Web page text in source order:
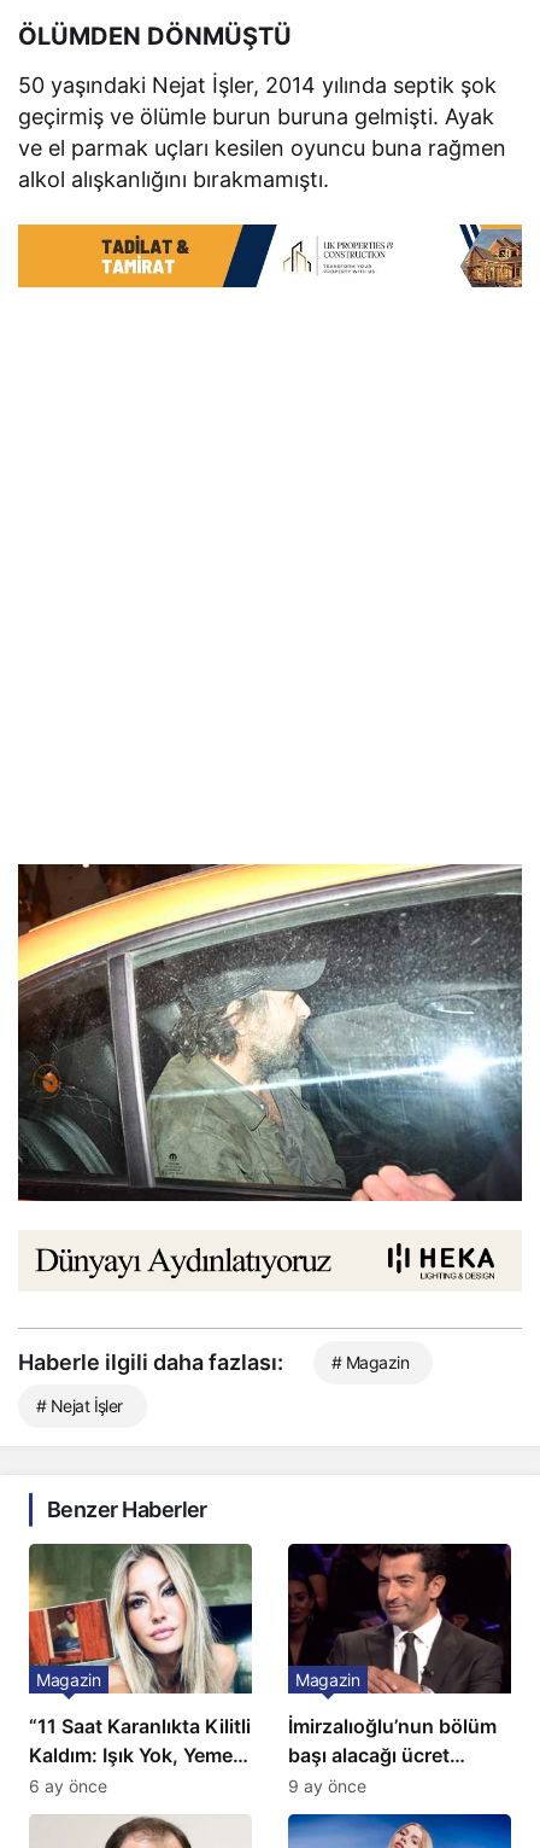
ÖLÜMDEN DÖNMÜŞTÜ
50 yaşındaki Nejat İşler, 2014 yılında septik şok
geçirmiş ve ölümle burun buruna gelmişti. Ayak
ve el parmak uçları kesilen oyuncu buna rağmen
alkol alışkanlığını bırakmamıştı.
Haberle ilgili daha fazlası: # Magazin
# Nejat İşler
Benzer Haberler
“11 Saat Karanlıkta Kilitli
Kaldım: Işık Yok, Yemek
Yok, Tuvalet Yok!”
Çağla Şikel’den Şok
Magazin
6 ay önce
İmirzalıoğlu’nun bölüm
başı alacağı ücret
Türkiye’de bir ilk:
Gözünü 2 ilçeye dikti!
Magazin
9 ay önce